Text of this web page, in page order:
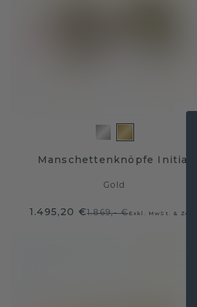
Manschettenknöpfe Initial
Gold
1.495,20 €1.869,- €Exkl. MwSt. & Zölle